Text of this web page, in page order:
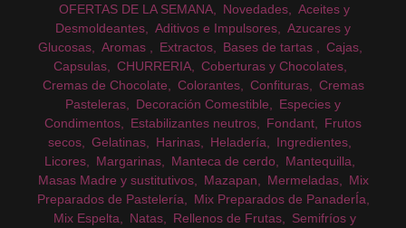
OFERTAS DE LA SEMANA Novedades
Aceites y
Desmoldeantes
Aditivos e Impulsores
Azucares y
Glucosas
Aromas Extractos Bases de tartas
Cajas
Capsulas
CHURRERIA
Coberturas y Chocolates
Cremas de Chocolate
Colorantes Confituras
Cremas
Pasteleras
Decoración Comestible
Especies y
Condimentos
Estabilizantes neutros Fondant
Frutos
secos
Gelatinas Harinas Heladería
Ingredientes
Licores
Margarinas Manteca de cerdo
Mantequilla
Masas Madre y sustitutivos
Mazapan Mermeladas
Mix
Preparados de Pastelería
Mix Preparados de PanaderÍa
Mix Espelta
Natas Rellenos de Frutas
Semifríos y